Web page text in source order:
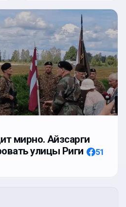
мирно. Айзсарги
улицы Риги
51